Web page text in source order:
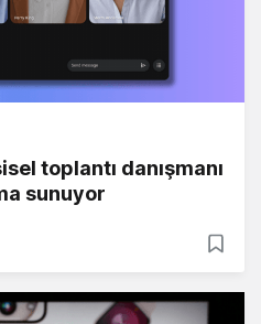
toplantı danışmanı
sunuyor